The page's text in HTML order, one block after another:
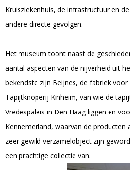
Kruisziekenhuis, de infrastructuur en
andere directe gevolgen.
Het museum toont naast de
aantal aspecten van de nijverheid uit
bekendste zijn Beijnes, de fabriek
Tapijtknoperij Kinheim, van wie de
Vredespaleis in Den Haag liggen en
Kennemerland, waarvan de producten
zeer gewild verzamelobject zijn
een prachtige collectie van.